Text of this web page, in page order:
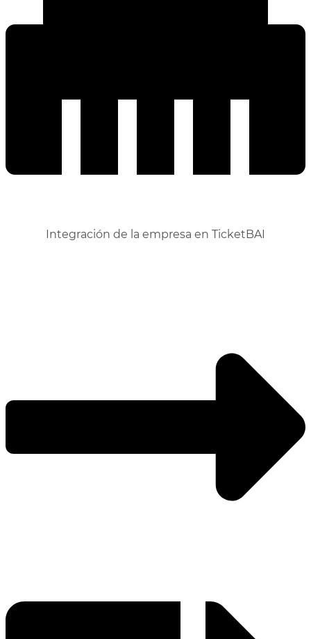
Integración de la empresa en TicketBAI